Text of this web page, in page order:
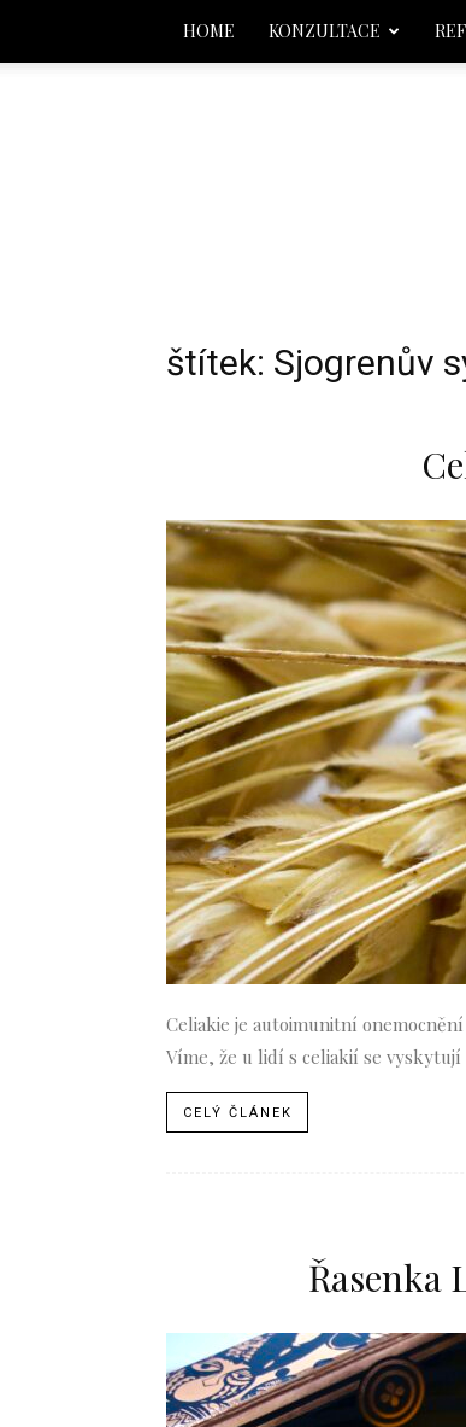
HOME KONZULTACE
štítek: Sjogrenův
Celiakie je autoimunitní
Víme, že u lidí s celiakií se vyskytují
CELÝ ČLÁNEK
Řasenka